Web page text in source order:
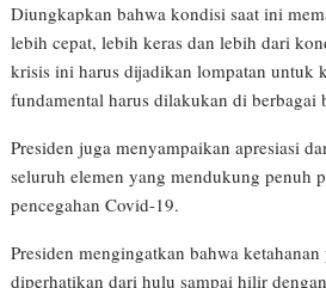
Diungkapkan bahwa kondisi saat ini
lebih cepat, lebih keras dan lebih dari
krisis ini harus dijadikan lompatan untuk
fundamental harus dilakukan di berbagai
Presiden juga menyampaikan apresiasi
seluruh elemen yang mendukung penuh
pencegahan Covid-19.
Presiden mengingatkan bahwa ketahanan
diperhatikan dari hulu sampai hilir